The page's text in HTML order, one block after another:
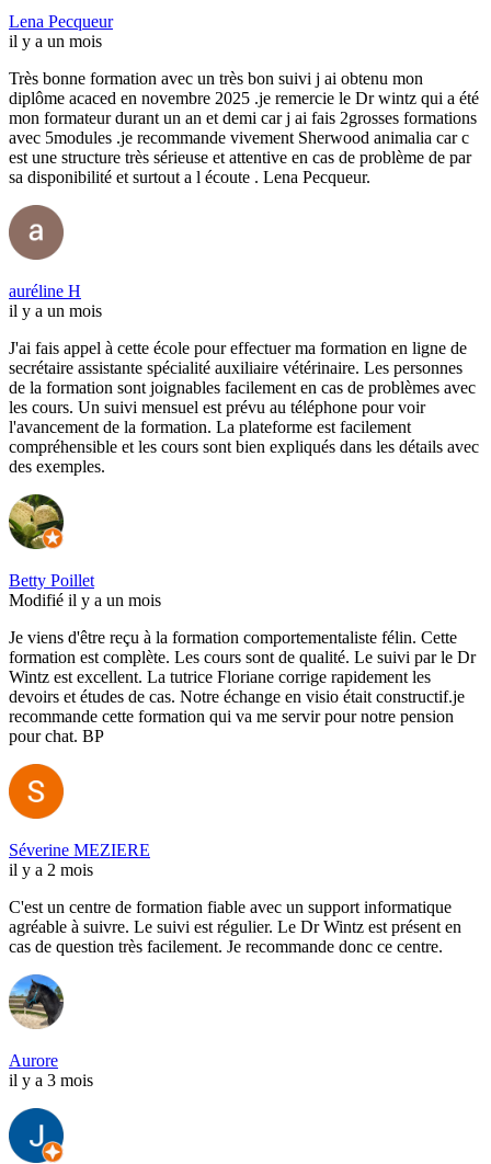
Lena Pecqueur
il y a un mois
Très bonne formation avec un très bon suivi j ai obtenu mon
diplôme acaced en novembre 2025 .je remercie le Dr wintz qui a été
mon formateur durant un an et demi car j ai fais 2grosses formations
avec 5modules .je recommande vivement Sherwood animalia car c
est une structure très sérieuse et attentive en cas de problème de par
sa disponibilité et surtout a l écoute . Lena Pecqueur.
auréline H
il y a un mois
J'ai fais appel à cette école pour effectuer ma formation en ligne de
secrétaire assistante spécialité auxiliaire vétérinaire. Les personnes
de la formation sont joignables facilement en cas de problèmes avec
les cours. Un suivi mensuel est prévu au téléphone pour voir
l'avancement de la formation. La plateforme est facilement
compréhensible et les cours sont bien expliqués dans les détails avec
des exemples.
Betty Poillet
Modifié il y a un mois
Je viens d'être reçu à la formation comportementaliste félin. Cette
formation est complète. Les cours sont de qualité. Le suivi par le Dr
Wintz est excellent. La tutrice Floriane corrige rapidement les
devoirs et études de cas. Notre échange en visio était constructif.je
recommande cette formation qui va me servir pour notre pension
pour chat. BP
Séverine MEZIERE
il y a 2 mois
C'est un centre de formation fiable avec un support informatique
agréable à suivre. Le suivi est régulier. Le Dr Wintz est présent en
cas de question très facilement. Je recommande donc ce centre.
Aurore
il y a 3 mois